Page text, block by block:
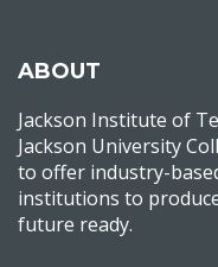
ABOUT
Jackson Institute of
Jackson University
to offer industry-
institutions to
future ready.